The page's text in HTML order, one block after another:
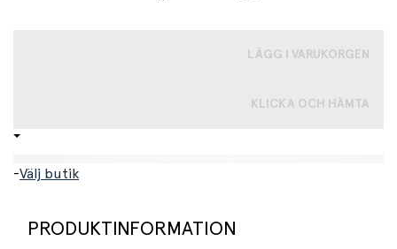
LÄGG I VARUKORGEN
KLICKA OCH HÄMTA
-Välj butik
PRODUKTINFORMATION